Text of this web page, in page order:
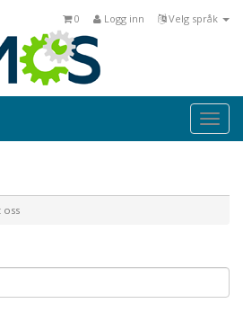
Velg språk
Logg inn
0
oss